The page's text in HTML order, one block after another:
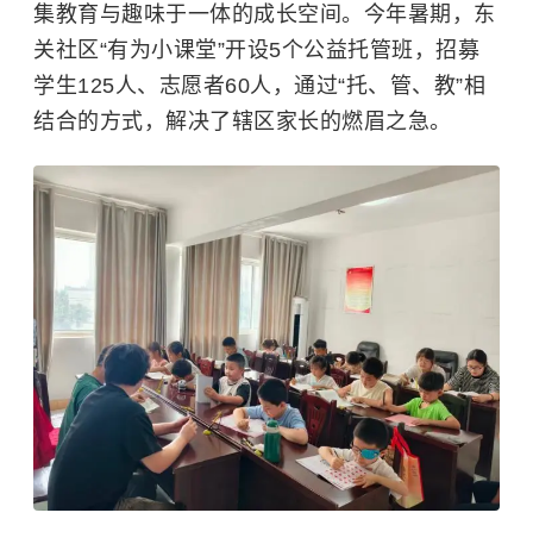
集教育与趣味于一体的成长空间。今年暑期，东
关社区“有为小课堂”开设5个公益托管班，招募
学生125人、志愿者60人，通过“托、管、教”相
结合的方式，解决了辖区家长的燃眉之急。